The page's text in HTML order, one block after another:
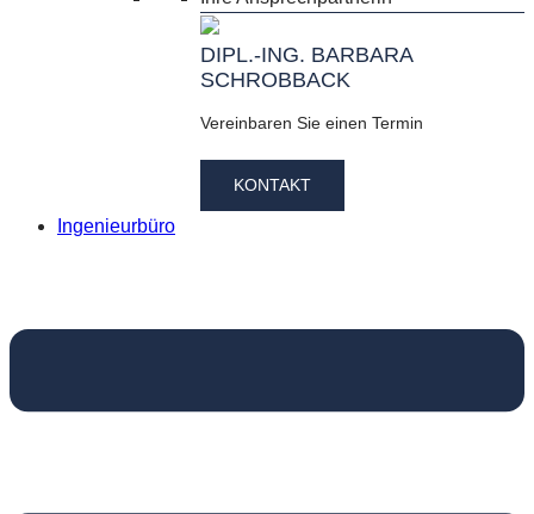
DIPL.-ING. BARBARA
SCHROBBACK
Vereinbaren Sie einen Termin
KONTAKT
Ingenieurbüro